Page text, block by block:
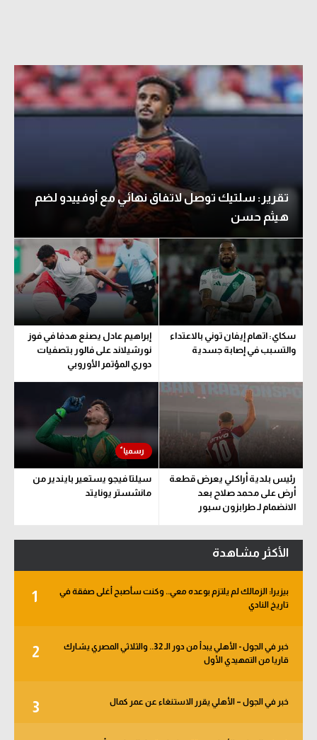
تقرير: سلتيك توصل لاتفاق نهائي مع أوفييدو لضم
هيثم حسن
سكاي: اتهام إيفان توني بالاعتداء
والتسبب في إصابة جسدية
إبراهيم عادل يصنع هدفا في فوز
نورشيلاند على فالور بتصفيات
دوري المؤتمر الأوروبي
رئيس بلدية أراكلي يعرض قطعة
أرض على محمد صلاح بعد
الانضمام لـ طرابزون سبور
سيلتا فيجو يستعير بايندير من
مانشستر يونايتد
الأكثر مشاهدة
1
بيزيرا: الزمالك لم يلتزم بوعده معي.. وكنت سأصبح أغلى صفقة في
تاريخ النادي
2
خبر في الجول - الأهلي يبدأ من دور الـ 32.. والثلاثي المصري يشارك
قاريا من التمهيدي الأول
3 خبر في الجول – الأهلي يقرر الاستنغاء عن عمر كمال